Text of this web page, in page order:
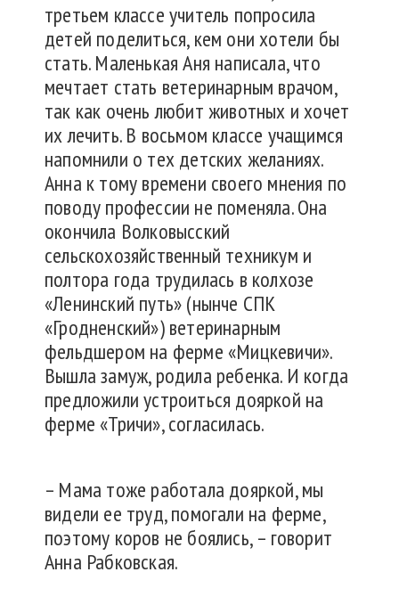
третьем классе учитель попросила
детей поделиться, кем они хотели бы
стать. Маленькая Аня написала, что
мечтает стать ветеринарным врачом,
так как очень любит животных и хочет
их лечить. В восьмом классе учащимся
напомнили о тех детских желаниях.
Анна к тому времени своего мнения по
поводу профессии не поменяла. Она
окончила Волковысский
сельскохозяйственный техникум и
полтора года трудилась в колхозе
«Ленинский путь» (нынче СПК
«Гродненский») ветеринарным
фельдшером на ферме «Мицкевичи».
Вышла замуж, родила ребенка. И когда
предложили устроиться дояркой на
ферме «Тричи», согласилась.
– Мама тоже работала дояркой, мы
видели ее труд, помогали на ферме,
поэтому коров не боялись, – говорит
Анна Рабковская.